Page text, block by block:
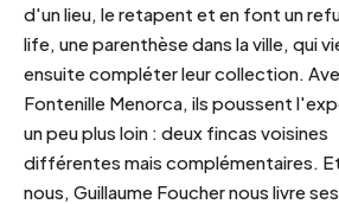
d'un lieu, le retapent et en font un
life, une parenthèse dans la ville, qui
ensuite compléter leur collection.
Fontenille Menorca, ils poussent
un peu plus loin : deux fincas voisines
différentes mais complémentaires.
nous, Guillaume Foucher nous livre ses